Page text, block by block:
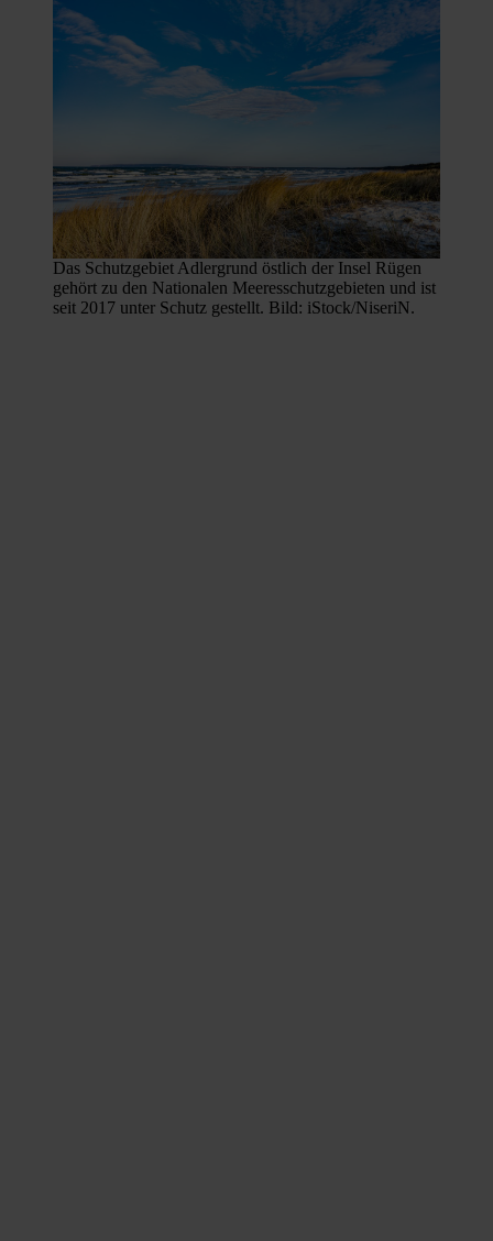
Das Schutzgebiet Adlergrund östlich der Insel Rügen
gehört zu den Nationalen Meeresschutzgebieten und ist
seit 2017 unter Schutz gestellt. Bild: iStock/NiseriN.